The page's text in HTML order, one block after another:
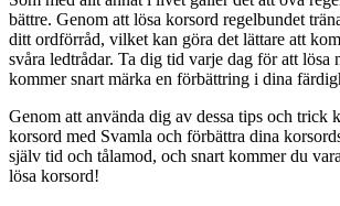
bättre. Genom att lösa korsord regelbundet
ditt ordförråd, vilket kan göra det lättare att
svåra ledtrådar. Ta dig tid varje dag för att lösa
kommer snart märka en förbättring i dina
Genom att använda dig av dessa tips och trick
korsord med Svamla och förbättra dina
själv tid och tålamod, och snart kommer du
lösa korsord!